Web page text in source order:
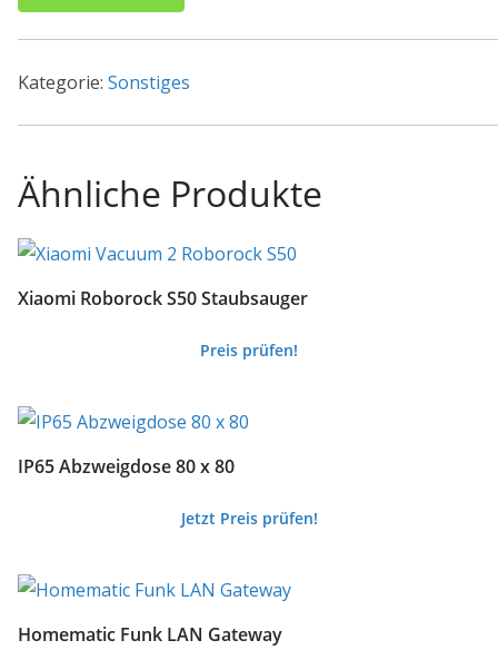
Kategorie: Sonstiges
Ähnliche Produkte
Xiaomi Roborock S50 Staubsauger
Preis prüfen!
IP65 Abzweigdose 80 x 80
Jetzt Preis prüfen!
Homematic Funk LAN Gateway